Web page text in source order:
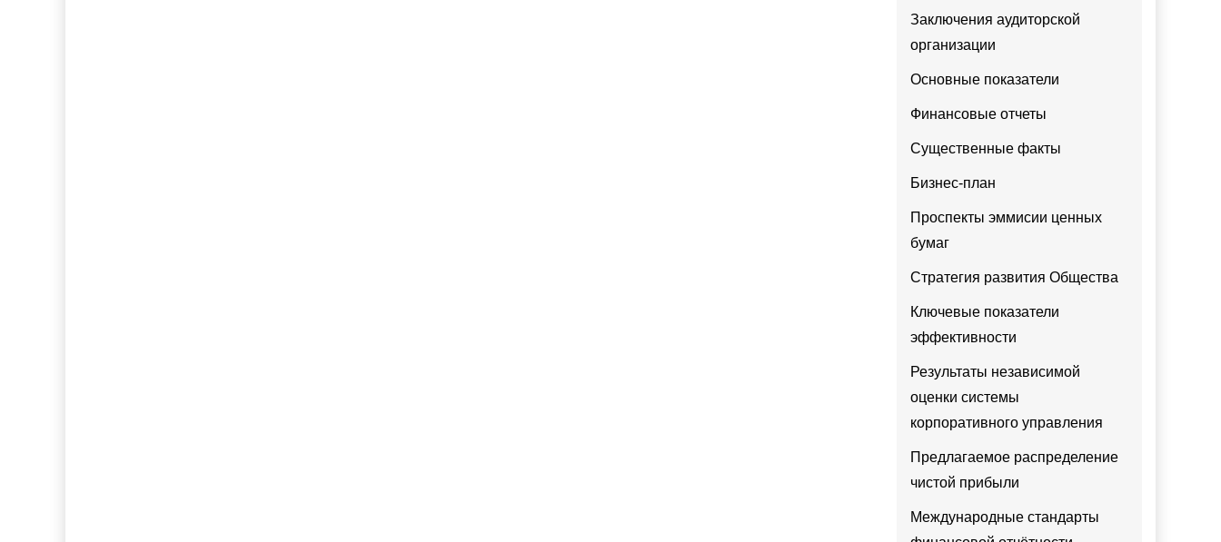
Заключения аудиторской
организации
Основные показатели
Финансовые отчеты
Существенные факты
Бизнес-план
Проспекты эммисии ценных
бумаг
Стратегия развития Общества
Ключевые показатели
эффективности
Результаты независимой
оценки системы
корпоративного управления
Предлагаемое распределение
чистой прибыли
Международные стандарты